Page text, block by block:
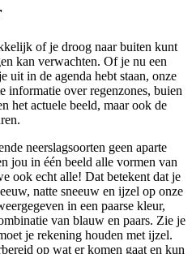
of je droog naar buiten kunt
kan verwachten. Of je nu een
uit in de agenda hebt staan, onze
informatie over regenzones, buien
het actuele beeld, maar ook de
neerslagsoorten geen aparte
jou in één beeld alle vormen van
ook echt alle! Dat betekent dat je
natte sneeuw en ijzel op onze
in een paarse kleur,
van blauw en paars. Zie je
je rekening houden met ijzel.
op wat er komen gaat en kun